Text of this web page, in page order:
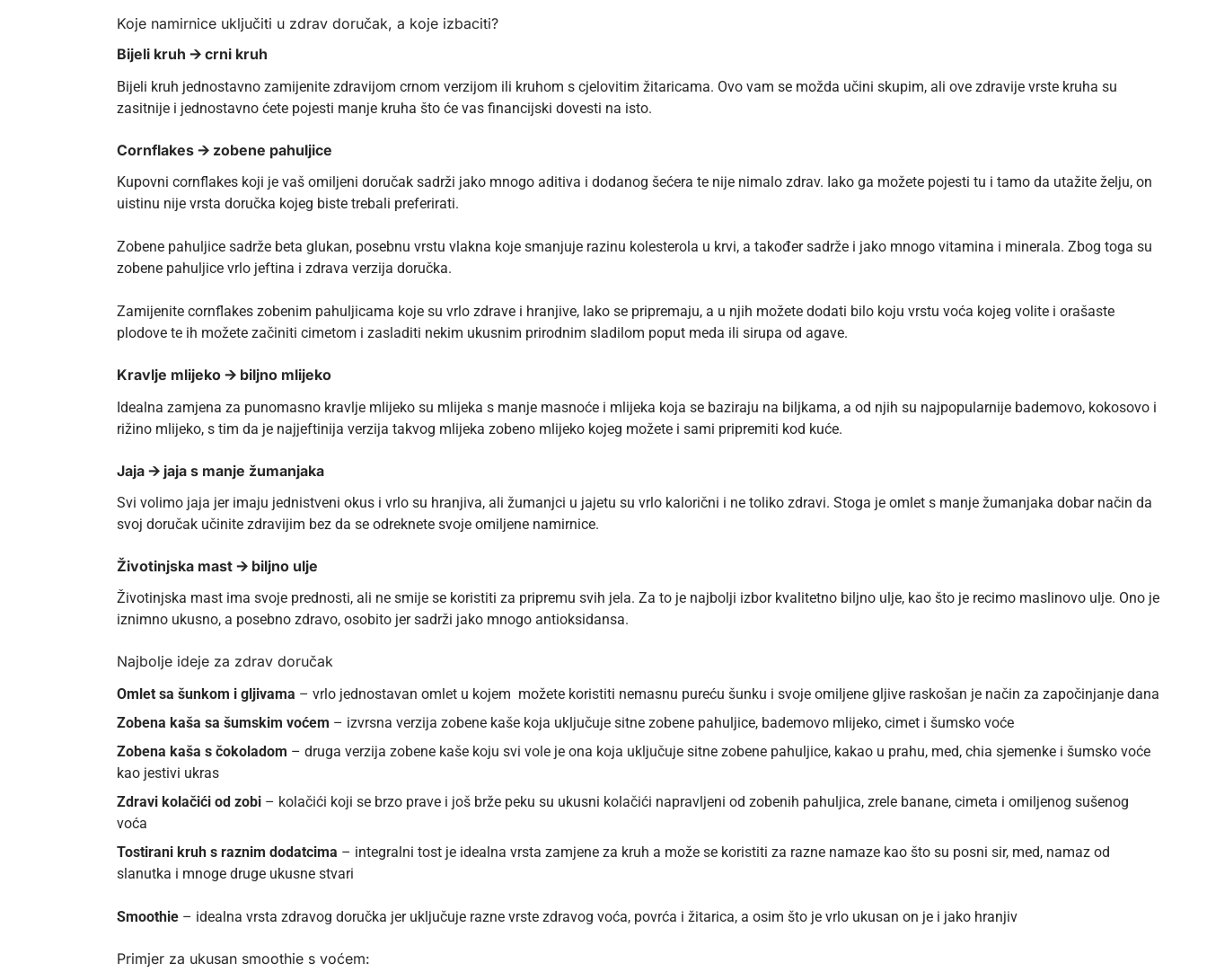
Koje namirnice uključiti u zdrav doručak, a koje izbaciti?
Bijeli kruh 🡪 crni kruh
Bijeli kruh jednostavno zamijenite zdravijom crnom verzijom ili kruhom s cjelovitim žitaricama. Ovo vam se možda učini skupim, ali ove zdravije vrste kruha su
zasitnije i jednostavno ćete pojesti manje kruha što će vas financijski dovesti na isto.
Cornflakes 🡪 zobene pahuljice
Kupovni cornflakes koji je vaš omiljeni doručak sadrži jako mnogo aditiva i dodanog šećera te nije nimalo zdrav. Iako ga možete pojesti tu i tamo da utažite želju, on
uistinu nije vrsta doručka kojeg biste trebali preferirati.
Zobene pahuljice sadrže beta glukan, posebnu vrstu vlakna koje smanjuje razinu kolesterola u krvi, a također sadrže i jako mnogo vitamina i minerala. Zbog toga su
zobene pahuljice vrlo jeftina i zdrava verzija doručka.
Zamijenite cornflakes zobenim pahuljicama koje su vrlo zdrave i hranjive, lako se pripremaju, a u njih možete dodati bilo koju vrstu voća kojeg volite i orašaste
plodove te ih možete začiniti cimetom i zasladiti nekim ukusnim prirodnim sladilom poput meda ili sirupa od agave.
Kravlje mlijeko 🡪 biljno mlijeko
Idealna zamjena za punomasno kravlje mlijeko su mlijeka s manje masnoće i mlijeka koja se baziraju na biljkama, a od njih su najpopularnije bademovo, kokosovo i
rižino mlijeko, s tim da je najjeftinija verzija takvog mlijeka zobeno mlijeko kojeg možete i sami pripremiti kod kuće.
Jaja 🡪 jaja s manje žumanjaka
Svi volimo jaja jer imaju jednistveni okus i vrlo su hranjiva, ali žumanjci u jajetu su vrlo kalorični i ne toliko zdravi. Stoga je omlet s manje žumanjaka dobar način da
svoj doručak učinite zdravijim bez da se odreknete svoje omiljene namirnice.
Životinjska mast 🡪 biljno ulje
Životinjska mast ima svoje prednosti, ali ne smije se koristiti za pripremu svih jela. Za to je najbolji izbor kvalitetno biljno ulje, kao što je recimo maslinovo ulje. Ono je
iznimno ukusno, a posebno zdravo, osobito jer sadrži jako mnogo antioksidansa.
Najbolje ideje za zdrav doručak
Omlet sa šunkom i gljivama – vrlo jednostavan omlet u kojem možete koristiti nemasnu pureću šunku i svoje omiljene gljive raskošan je način za započinjanje dana
Zobena kaša sa šumskim voćem – izvrsna verzija zobene kaše koja uključuje sitne zobene pahuljice, bademovo mlijeko, cimet i šumsko voće
Zobena kaša s čokoladom – druga verzija zobene kaše koju svi vole je ona koja uključuje sitne zobene pahuljice, kakao u prahu, med, chia sjemenke i šumsko voće
kao jestivi ukras
Zdravi kolačići od zobi – kolačići koji se brzo prave i još brže peku su ukusni kolačići napravljeni od zobenih pahuljica, zrele banane, cimeta i omiljenog sušenog
voća
Tostirani kruh s raznim dodatcima – integralni tost je idealna vrsta zamjene za kruh a može se koristiti za razne namaze kao što su posni sir, med, namaz od
slanutka i mnoge druge ukusne stvari
Smoothie – idealna vrsta zdravog doručka jer uključuje razne vrste zdravog voća, povrća i žitarica, a osim što je vrlo ukusan on je i jako hranjiv
Primjer za ukusan smoothie s voćem: